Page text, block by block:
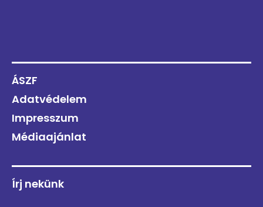
ÁSZF
Adatvédelem
Impresszum
Médiaajánlat
Írj nekünk